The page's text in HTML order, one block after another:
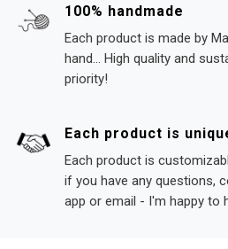
100% handmade
Each product is made by
hand... High quality and
priority!
Each product is
Each product is
if you have any questions,
app or email - I'm happy to